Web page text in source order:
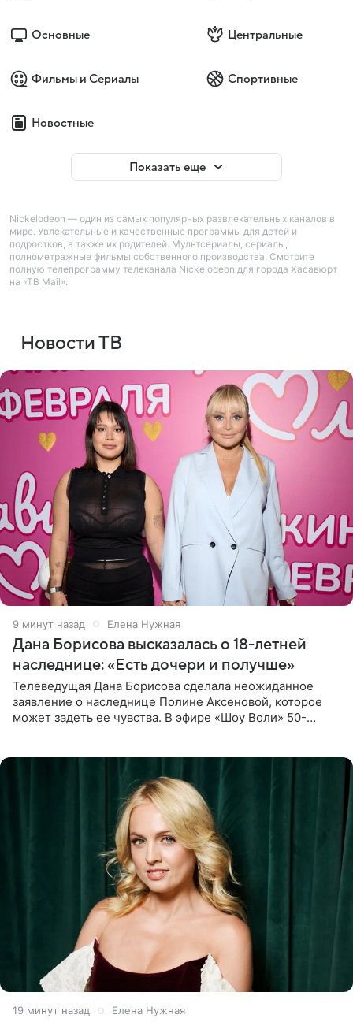
Основные Центральные
Фильмы и Сериалы Спортивные
Новостные
Показать еще
Nickelodeon — один из самых популярных развлекательных каналов в
мире. Увлекательные и качественные программы для детей и
подростков, а также их родителей. Мультсериалы, сериалы,
полнометражные фильмы собственного производства. Смотрите
полную телепрограмму телеканала Nickelodeon для города Хасавюрт
на «ТВ Mail».
Новости ТВ
9 минут назад Елена Нужная
Дана Борисова высказалась о 18-летней
наследнице: «Есть дочери и получше»
Телеведущая Дана Борисова сделала неожиданное
заявление о наследнице Полине Аксеновой, которое
может задеть ее чувства. В эфире «Шоу Воли» 50-
19 минут назад Елена Нужная